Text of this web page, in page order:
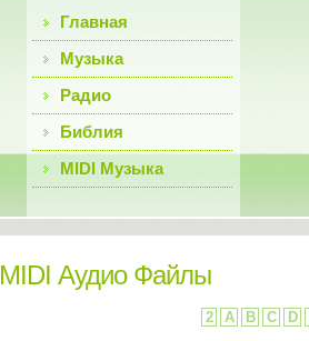
Главная
Музыка
Радио
Библия
MIDI Музыка
MIDI Аудио Файлы
2 A B C D